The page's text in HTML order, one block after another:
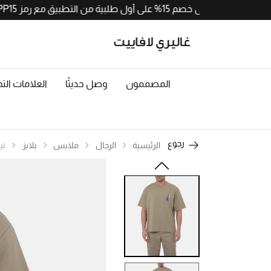
احصلوا على خصم 15% على أول طلبية من التطبيق مع رمز APP15. حملوا الآن من
المصممون وصل حديثًا العلامات
رجوع الرئيسية الرجال ملابس بلايز